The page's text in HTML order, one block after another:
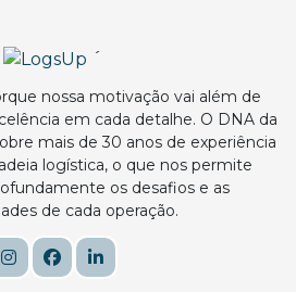
´
nossa motivação vai além de
em cada detalhe. O DNA da
mais de 30 anos de experiência
logística, o que nos permite
os desafios e as
de cada operação.